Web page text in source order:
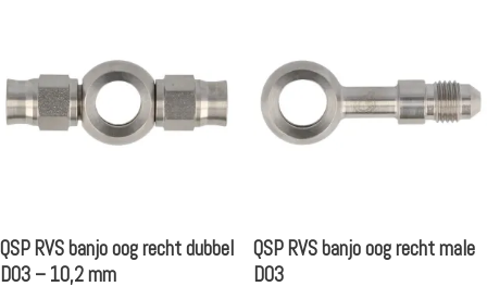
QSP RVS banjo oog recht dubbel
D03 – 10,2 mm
QSP RVS banjo oog recht male
D03